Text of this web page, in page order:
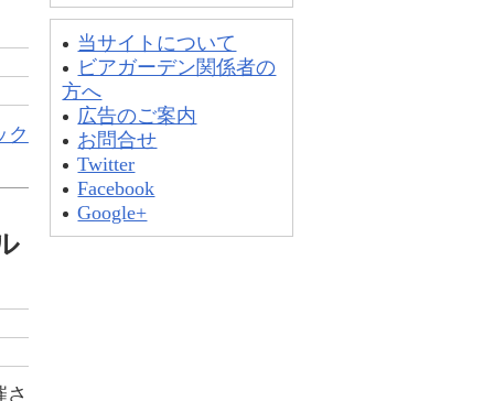
ク
当サイトについて
ビアガーデン関係者の
方へ
広告のご案内
お問合せ
Twitter
Facebook
Google+